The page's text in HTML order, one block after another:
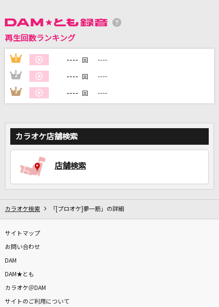
再生回数ランキング
1 ---- 回 ----
2 ---- 回 ----
3 ---- 回 ----
カラオケ店舗検索
店舗検索
カラオケ検索 「[プロオケ]夢一筋」の詳細
サイトマップ
お問い合わせ
DAM
DAM★とも
カラオケ＠DAM
サイトのご利用について